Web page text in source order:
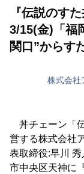
『伝説のす
3/15(金)「福
関口”からす
株式会社
丼チェーン「
営する株式会社
表取締役:早川
市中央区天神に